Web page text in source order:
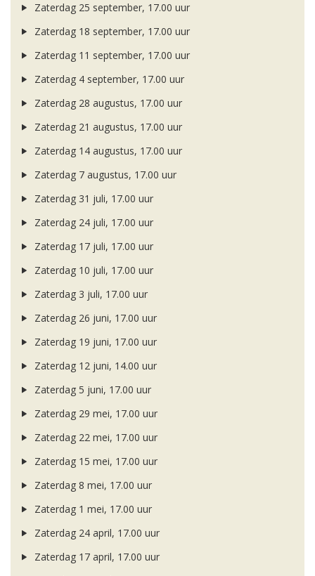
Zaterdag 25 september, 17.00 uur
Zaterdag 18 september, 17.00 uur
Zaterdag 11 september, 17.00 uur
Zaterdag 4 september, 17.00 uur
Zaterdag 28 augustus, 17.00 uur
Zaterdag 21 augustus, 17.00 uur
Zaterdag 14 augustus, 17.00 uur
Zaterdag 7 augustus, 17.00 uur
Zaterdag 31 juli, 17.00 uur
Zaterdag 24 juli, 17.00 uur
Zaterdag 17 juli, 17.00 uur
Zaterdag 10 juli, 17.00 uur
Zaterdag 3 juli, 17.00 uur
Zaterdag 26 juni, 17.00 uur
Zaterdag 19 juni, 17.00 uur
Zaterdag 12 juni, 14.00 uur
Zaterdag 5 juni, 17.00 uur
Zaterdag 29 mei, 17.00 uur
Zaterdag 22 mei, 17.00 uur
Zaterdag 15 mei, 17.00 uur
Zaterdag 8 mei, 17.00 uur
Zaterdag 1 mei, 17.00 uur
Zaterdag 24 april, 17.00 uur
Zaterdag 17 april, 17.00 uur